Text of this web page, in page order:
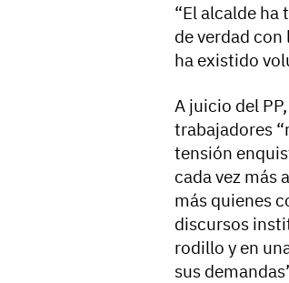
“El alcalde ha
de verdad
ha existido
A juicio del
trabajadores
tensión
cada vez más
más quienes
discursos
rodillo y en
sus